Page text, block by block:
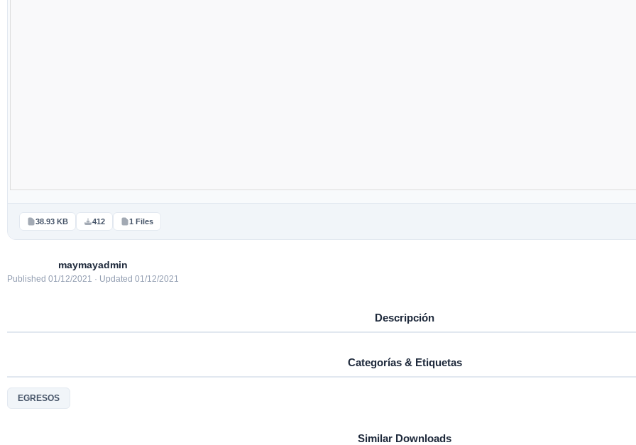
38.93 KB 412 1 Files
maymayadmin
Published 01/12/2021 · Updated 01/12/2021
Descripción
Categorías & Etiquetas
EGRESOS
Similar Downloads